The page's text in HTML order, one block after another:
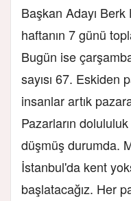
Başkan Adayı
haftanın 7 günü
Bugün ise
sayısı 67. Eskiden
insanlar artık
Pazarların
düşmüş durumda.
İstanbul'da kent
başlatacağız. Her